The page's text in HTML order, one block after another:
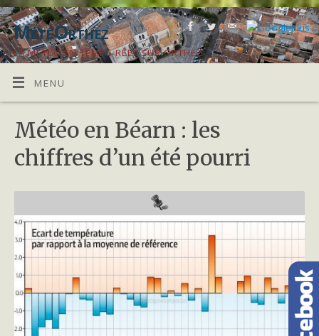
MétéOrthez
LA MÉTÉO EN TEMPS RÉEL SUR ORTHEZ
MENU
Météo en Béarn : les
chiffres d’un été pourri